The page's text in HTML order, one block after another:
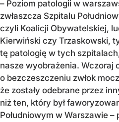
– Poziom patologii w
zwłaszcza Szpitalu
czyli Koalicji Obywatelskiej,
Kierwiński czy Trzaskowski,
tę patologię w tych
nasze wyobrażenia. Wczoraj
o bezczeszczeniu zwłok
że zostały odebrane przez
niż ten, który był
Południowym w Warszawie –